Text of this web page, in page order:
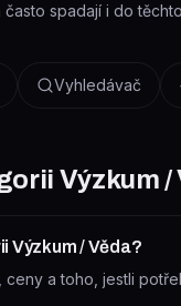
spadají i do
Vyhledávač
Výzkum /
Výzkum / Věda?
a toho, jestli